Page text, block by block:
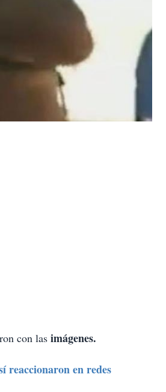
con las imágenes.
reaccionaron en redes